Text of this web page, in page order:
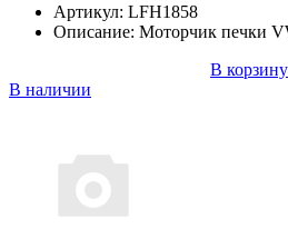
Артикул: LFH1858
Описание: Моторчик печки
В корзину
В наличии